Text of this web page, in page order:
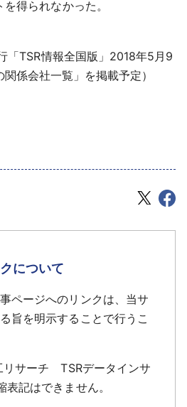
得られなかった。
「TSR情報全国版」2018年5月9
係会社一覧」を掲載予定）
について
ページへのリンクは、当サ
旨を明示することで行うこ
リサーチ TSRデータインサ
記はできません。